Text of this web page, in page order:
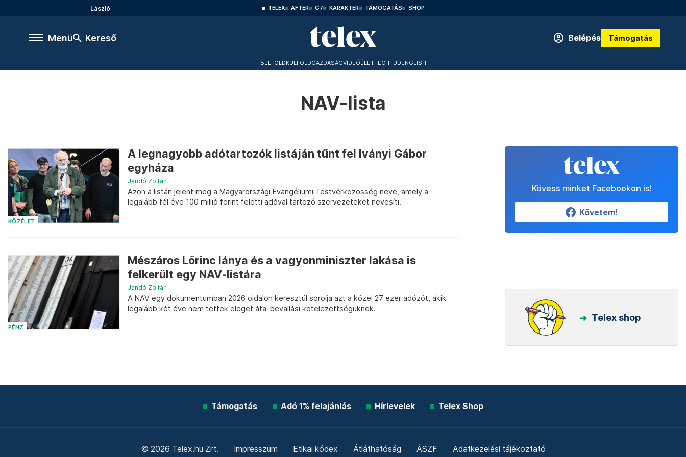
László TELEX AFTER G7 KARAKTER TÁMOGATÁS SHOP
Menü Kereső Belépés Támogatás
BELFÖLDKÜLFÖLDGAZDASÁGVIDEÓÉLETTECHTUDENGLISH
NAV-lista
KÖZÉLET
A legnagyobb adótartozók listáján tűnt fel Iványi Gábor
egyháza
Jandó Zoltán
Azon a listán jelent meg a Magyarországi Evangéliumi Testvérközösség neve, amely a
legalább fél éve 100 millió forint feletti adóval tartozó szervezeteket nevesíti.
PÉNZ
Mészáros Lőrinc lánya és a vagyonminiszter lakása is
felkerült egy NAV-listára
Jandó Zoltán
A NAV egy dokumentumban 2026 oldalon keresztül sorolja azt a közel 27 ezer adózót, akik
legalább két éve nem tettek eleget áfa-bevallási kötelezettségüknek.
Kövess minket Facebookon is!
Követem!
Telex shop
Támogatás Adó 1% felajánlás Hírlevelek Telex Shop
© 2026 Telex.hu Zrt. Impresszum Etikai kódex Átláthatóság ÁSZF Adatkezelési tájékoztató